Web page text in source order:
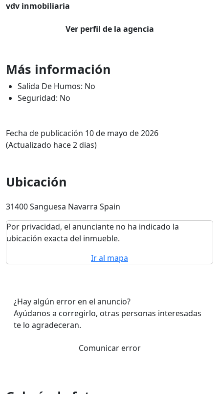
vdv inmobiliaria
Ver perfil de la agencia
Más información
Salida De Humos: No
Seguridad: No
Fecha de publicación 10 de mayo de 2026
(Actualizado hace 2 dias)
Ubicación
31400 Sanguesa Navarra Spain
Por privacidad, el anunciante no ha indicado la
ubicación exacta del inmueble.
Ir al mapa
¿Hay algún error en el anuncio?
Ayúdanos a corregirlo, otras personas interesadas
te lo agradeceran.
Comunicar error